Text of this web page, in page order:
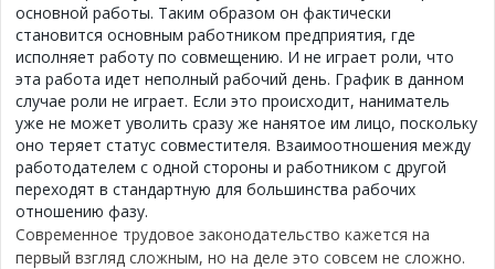
основной работы. Таким образом он фактически
становится основным работником предприятия, где
исполняет работу по совмещению. И не играет роли, что
эта работа идет неполный рабочий день. График в данном
случае роли не играет. Если это происходит, наниматель
уже не может уволить сразу же нанятое им лицо, поскольку
оно теряет статус совместителя. Взаимоотношения между
работодателем с одной стороны и работником с другой
переходят в стандартную для большинства рабочих
отношению фазу.
Современное трудовое законодательство кажется на
первый взгляд сложным, но на деле это совсем не сложно.